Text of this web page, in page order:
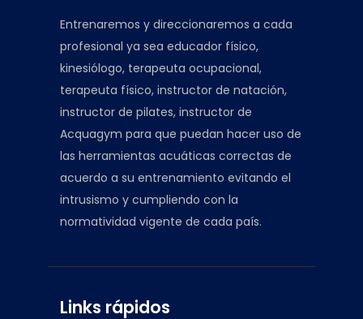
Entrenaremos y direccionaremos a cada
profesional ya sea educador físico,
kinesiólogo, terapeuta ocupacional,
terapeuta físico, instructor de natación,
instructor de pilates, instructor de
Acquagym para que puedan hacer uso de
las herramientas acuáticas correctas de
acuerdo a su entrenamiento evitando el
intrusismo y cumpliendo con la
normatividad vigente de cada país.
Links rápidos